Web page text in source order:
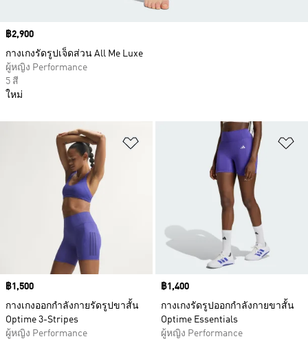
เพิ่มไปยังรายการสินค้าโปรด
Price
฿1,500
กางเกงออกกำลังกายรัดรูปขาสั้น
Optime 3-Stripes
ผู้หญิง Performance
Price
฿1,400
กางเกงรัดรูปออกกำลังกายขาสั้น
Optime Essentials
ผู้หญิง Performance
Price
฿2,900
กางเกงรัดรูปเจ็ดส่วน All Me Luxe
ผู้หญิง Performance
5 สี
ใหม่